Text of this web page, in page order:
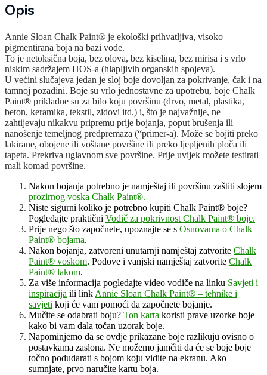
Opis
Annie Sloan Chalk Paint® je ekološki prihvatljiva, visoko
pigmentirana boja na bazi vode.
To je netoksična boja, bez olova, bez kiselina, bez mirisa i s vrlo
niskim sadržajem HOS-a (hlapljivih organskih spojeva).
U većini slučajeva jedan je sloj boje dovoljan za pokrivanje, čak i na
tamnoj pozadini. Boje su vrlo jednostavne za upotrebu, boje Chalk
Paint® prikladne su za bilo koju površinu (drvo, metal, plastika,
beton, keramika, tekstil, zidovi itd.) i, što je najvažnije, ne
zahtijevaju nikakvu pripremu prije bojanja, poput brušenja ili
nanošenje temeljnog predpremaza (“primer-a). Može se bojiti preko
lakirane, obojene ili voštane površine ili preko ljepljenih ploča ili
tapeta. Prekriva uglavnom sve površine. Prije uvijek možete testirati
mali komad površine.
Nakon bojanja potrebno je namještaj ili površinu zaštiti slojem
prozirnog voska Chalk Paint®.
Niste sigurni koliko je potrebno kupiti Chalk Paint® boje?
Pogledajte praktični Vodič za pokrivnost Chalk Paint® boje.
Prije nego što započnete, upoznajte se s Osnovama o Chalk
Paint® bojama.
Nakon bojanja, zatvoreni unutarnji namještaj zatvorite Chalk
Paint® voskom. Podove i vanjski namještaj zatvorite Chalk
Paint® lakom.
Za više informacija pogledajte video vodiče na linku Savjeti i
inspiracija ili link Annie Sloan Chalk Paint® – tehnike i
savjeti koji će vam pomoći da započnete bojanje.
Mučite se odabrati boju? Ton karta koristi prave uzorke boje
kako bi vam dala točan uzorak boje.
Napominjemo da se ovdje prikazane boje razlikuju ovisno o
postavkama zaslona. Ne možemo jamčiti da će se boje boje
točno podudarati s bojom koju vidite na ekranu. Ako
sumnjate, prvo naručite kartu boja.